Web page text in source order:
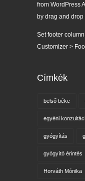
from WordPress
by drag and drop
Set footer
Customizer >
Címkék
belső béke
egyéni
gyógyítás
gyógyító érintés
Horváth Mónika